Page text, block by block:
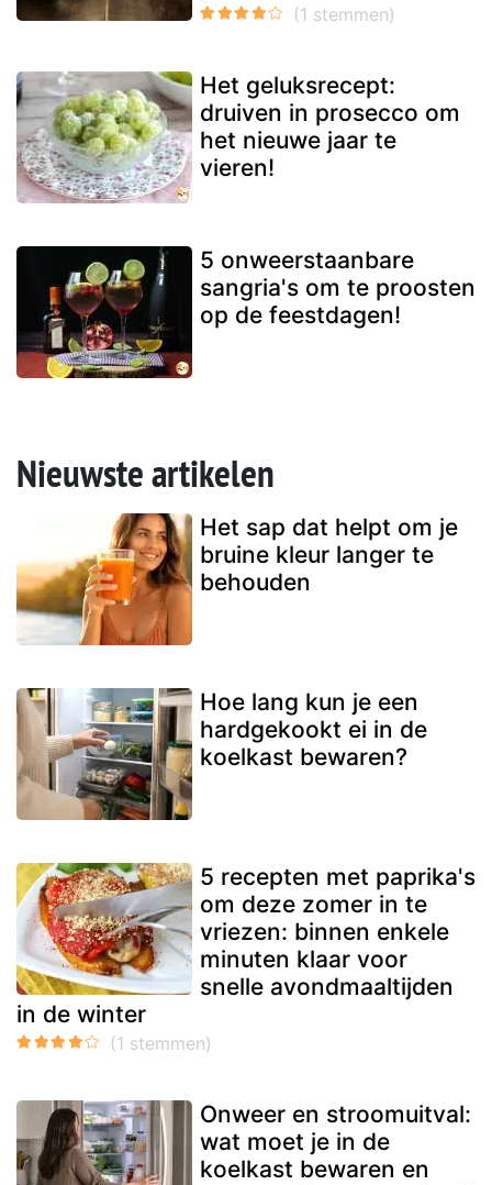
Het geluksrecept:
druiven in prosecco om
het nieuwe jaar te
vieren!
5 onweerstaanbare
sangria's om te proosten
op de feestdagen!
Nieuwste artikelen
Het sap dat helpt om je
bruine kleur langer te
behouden
Hoe lang kun je een
hardgekookt ei in de
koelkast bewaren?
5 recepten met paprika's
om deze zomer in te
vriezen: binnen enkele
minuten klaar voor
snelle avondmaaltijden
in de winter
Onweer en stroomuitval:
wat moet je in de
koelkast bewaren en